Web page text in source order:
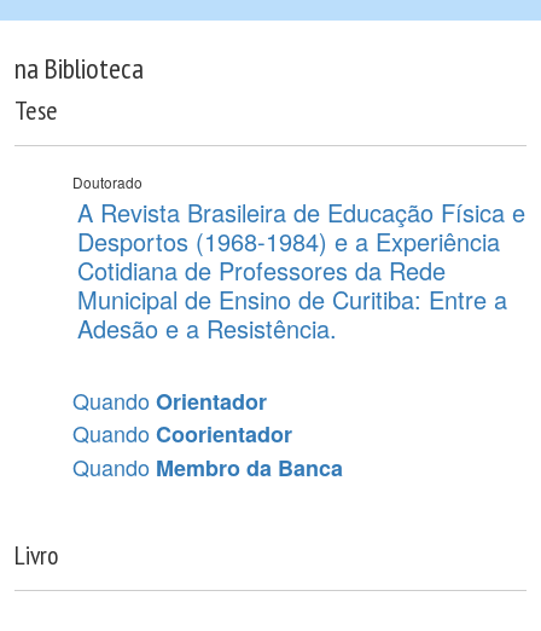
na Biblioteca
Tese
Doutorado
A Revista Brasileira de Educação Física e
Desportos (1968-1984) e a Experiência
Cotidiana de Professores da Rede
Municipal de Ensino de Curitiba: Entre a
Adesão e a Resistência.
Quando Orientador
Quando Coorientador
Quando Membro da Banca
Livro